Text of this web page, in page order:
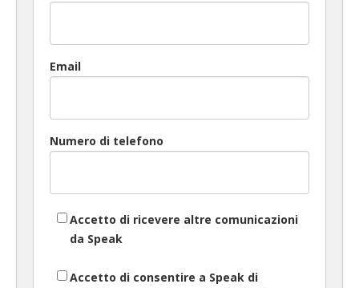
Email
Numero di telefono
Accetto di ricevere altre comunicazioni
da Speak
Accetto di consentire a Speak di